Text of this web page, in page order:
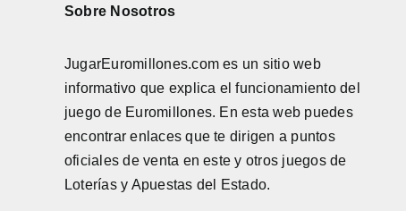
Sobre Nosotros
JugarEuromillones.com es un sitio web
informativo que explica el funcionamiento del
juego de Euromillones. En esta web puedes
encontrar enlaces que te dirigen a puntos
oficiales de venta en este y otros juegos de
Loterías y Apuestas del Estado.